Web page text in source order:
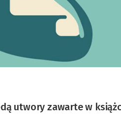
utwory zawarte w